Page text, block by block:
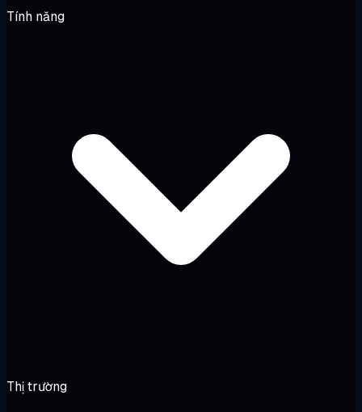
Tính năng
Thị trường